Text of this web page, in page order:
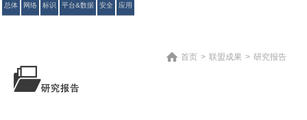
总体 网络 标识 平台&数据 安全 应用
首页 > 联盟成果 > 研究报告